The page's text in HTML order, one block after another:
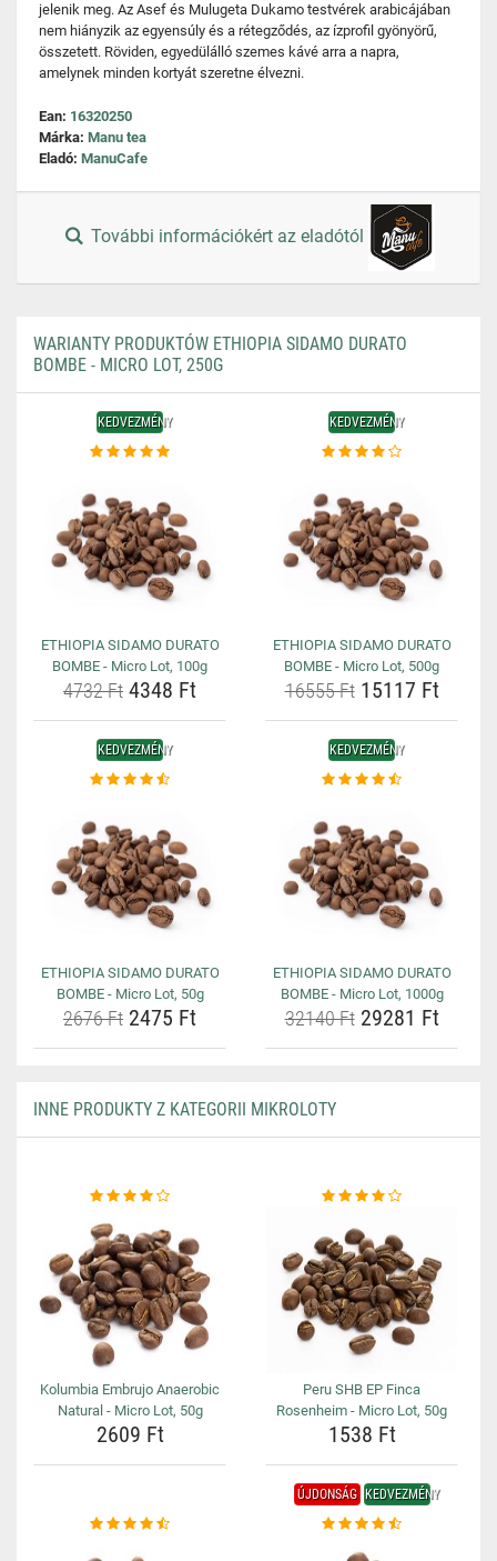
jelenik meg. Az Asef és Mulugeta Dukamo testvérek arabicájában
nem hiányzik az egyensúly és a rétegződés, az ízprofil gyönyörű,
összetett. Röviden, egyedülálló szemes kávé arra a napra,
amelynek minden kortyát szeretne élvezni.
Ean: 16320250
Márka: Manu tea
Eladó: ManuCafe
További információkért az eladótól
WARIANTY PRODUKTÓW ETHIOPIA SIDAMO DURATO
BOMBE - MICRO LOT, 250G
KEDVEZMÉNY
ETHIOPIA SIDAMO DURATO
BOMBE - Micro Lot, 100g
4732 Ft 4348 Ft
KEDVEZMÉNY
ETHIOPIA SIDAMO DURATO
BOMBE - Micro Lot, 500g
16555 Ft15117 Ft
KEDVEZMÉNY
ETHIOPIA SIDAMO DURATO
BOMBE - Micro Lot, 50g
2676 Ft 2475 Ft
KEDVEZMÉNY
ETHIOPIA SIDAMO DURATO
BOMBE - Micro Lot, 1000g
32140 Ft29281 Ft
INNE PRODUKTY Z KATEGORII MIKROLOTY
Kolumbia Embrujo Anaerobic
Natural - Micro Lot, 50g
2609 Ft
Peru SHB EP Finca
Rosenheim - Micro Lot, 50g
1538 Ft
ÚJDONSÁG KEDVEZMÉNY